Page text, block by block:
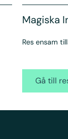
Magiska
Res ensam
Gå till